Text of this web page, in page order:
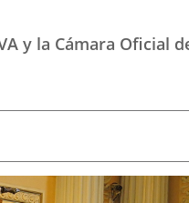
y la Cámara Oficial